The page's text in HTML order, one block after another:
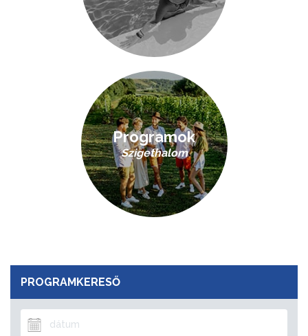
PROGRAMKERESŐ
Programok
Szigethalom